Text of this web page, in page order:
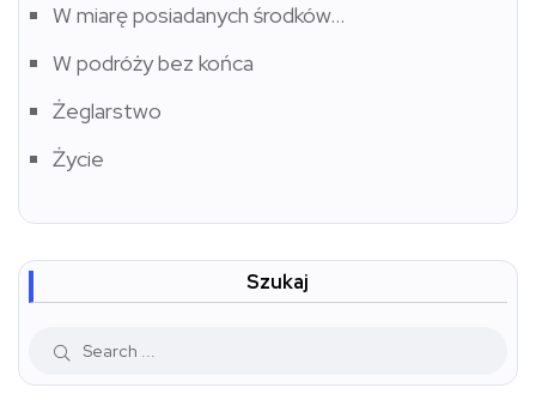
W miarę posiadanych środków…
W podróży bez końca
Żeglarstwo
Życie
Szukaj